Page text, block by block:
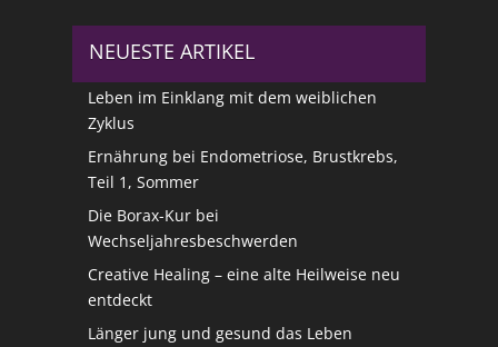
NEUESTE ARTIKEL
Leben im Einklang mit dem weiblichen
Zyklus
Ernährung bei Endometriose, Brustkrebs,
Teil 1, Sommer
Die Borax-Kur bei
Wechseljahresbeschwerden
Creative Healing – eine alte Heilweise neu
entdeckt
Länger jung und gesund das Leben